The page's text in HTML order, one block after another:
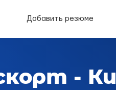
Добавить резюме
-